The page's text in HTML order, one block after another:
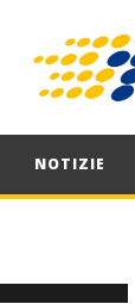
NOTIZIE